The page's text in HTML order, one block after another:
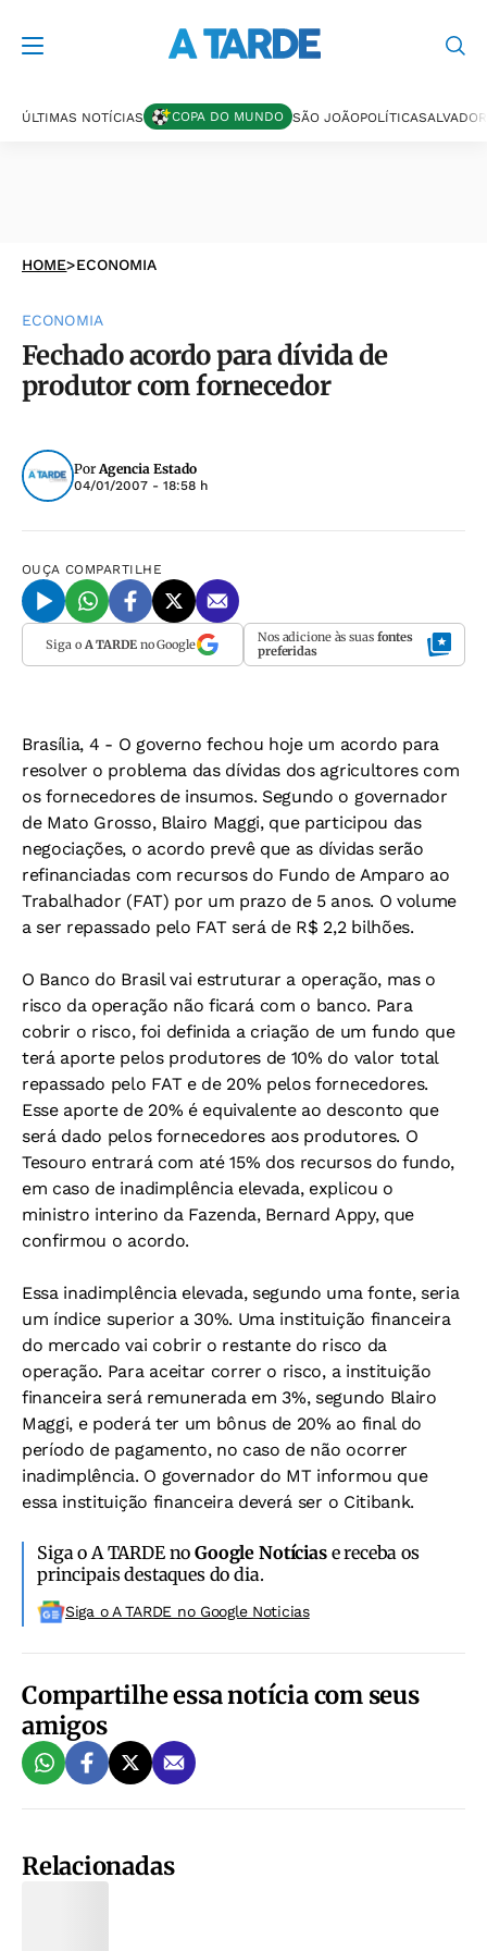
ÚLTIMAS NOTÍCIAS COPA DO MUNDO SÃO JOÃOPOLÍTICASALVADOR
HOME>ECONOMIA
ECONOMIA
Fechado acordo para dívida de
produtor com fornecedor
PorAgencia Estado
04/01/2007 - 18:58 h
OUÇA COMPARTILHE
Siga o A TARDEno Google Nos adicione às suas fontes
preferidas
Brasília, 4 - O governo fechou hoje um acordo para
resolver o problema das dívidas dos agricultores com
os fornecedores de insumos. Segundo o governador
de Mato Grosso, Blairo Maggi, que participou das
negociações, o acordo prevê que as dívidas serão
refinanciadas com recursos do Fundo de Amparo ao
Trabalhador (FAT) por um prazo de 5 anos. O volume
a ser repassado pelo FAT será de R$ 2,2 bilhões.
O Banco do Brasil vai estruturar a operação, mas o
risco da operação não ficará com o banco. Para
cobrir o risco, foi definida a criação de um fundo que
terá aporte pelos produtores de 10% do valor total
repassado pelo FAT e de 20% pelos fornecedores.
Esse aporte de 20% é equivalente ao desconto que
será dado pelos fornecedores aos produtores. O
Tesouro entrará com até 15% dos recursos do fundo,
em caso de inadimplência elevada, explicou o
ministro interino da Fazenda, Bernard Appy, que
confirmou o acordo.
Essa inadimplência elevada, segundo uma fonte, seria
um índice superior a 30%. Uma instituição financeira
do mercado vai cobrir o restante do risco da
operação. Para aceitar correr o risco, a instituição
financeira será remunerada em 3%, segundo Blairo
Maggi, e poderá ter um bônus de 20% ao final do
período de pagamento, no caso de não ocorrer
inadimplência. O governador do MT informou que
essa instituição financeira deverá ser o Citibank.
Siga o A TARDE noGoogle Notíciase receba os
principais destaques do dia.
Siga o A TARDE no Google Noticias
Compartilhe essa notícia com seus
amigos
Relacionadas